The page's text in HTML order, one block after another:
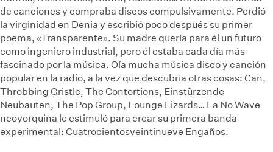
de canciones y compraba discos compulsivamente. Perdió
la virginidad en Denia y escribió poco después su primer
poema, «Transparente». Su madre quería para él un futuro
como ingeniero industrial, pero él estaba cada día más
fascinado por la música. Oía mucha música disco y canción
popular en la radio, a la vez que descubría otras cosas: Can,
Throbbing Gristle, The Contortions, Einstürzende
Neubauten, The Pop Group, Lounge Lizards… La No Wave
neoyorquina le estimuló para crear su primera banda
experimental: Cuatrocientosveintinueve Engaños.